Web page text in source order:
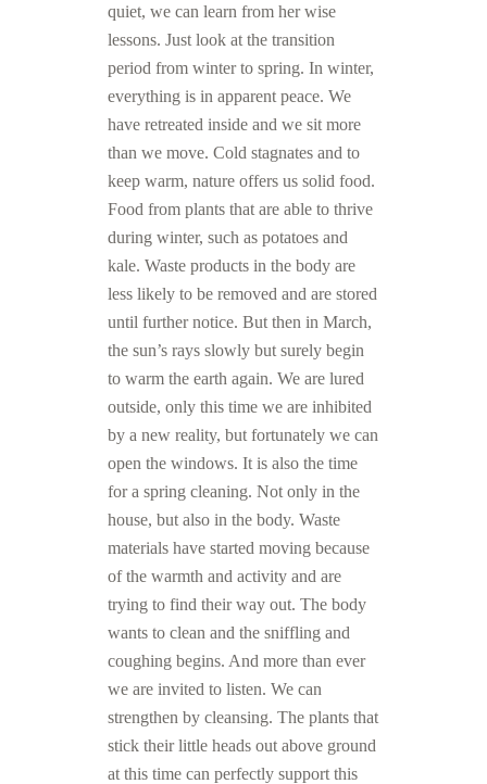
quiet, we can learn from her wise
lessons. Just look at the transition
period from winter to spring. In winter,
everything is in apparent peace. We
have retreated inside and we sit more
than we move. Cold stagnates and to
keep warm, nature offers us solid food.
Food from plants that are able to thrive
during winter, such as potatoes and
kale. Waste products in the body are
less likely to be removed and are stored
until further notice. But then in March,
the sun’s rays slowly but surely begin
to warm the earth again. We are lured
outside, only this time we are inhibited
by a new reality, but fortunately we can
open the windows. It is also the time
for a spring cleaning. Not only in the
house, but also in the body. Waste
materials have started moving because
of the warmth and activity and are
trying to find their way out. The body
wants to clean and the sniffling and
coughing begins. And more than ever
we are invited to listen. We can
strengthen by cleansing. The plants that
stick their little heads out above ground
at this time can perfectly support this